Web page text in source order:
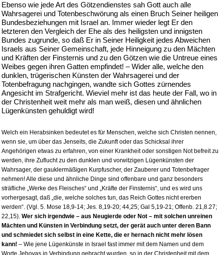
Ebenso wie jede Art des Götzendienstes sah Gott auch alle
Wahrsagerei und Totenbeschwörung als einen Bruch Seiner heiligen
Bundesbeziehungen mit Israel an. Immer wieder legt Er den
letzteren den Vergleich der Ehe als des heiligsten und innigsten
Bundes zugrunde, so daß Er in Seiner Heiligkeit jedes Abweichen
Israels aus Seiner Gemeinschaft, jede Hinneigung zu den Mächten
und Kräften der Finsternis und zu den Götzen wie die Untreue eines
Weibes gegen ihren Gatten empfindet! – Wider alle, welche den
dunklen, trügerischen Künsten der Wahrsagerei und der
Totenbefragung nachgingen, wandte sich Gottes zürnendes
Angesicht im Strafgericht. Wieviel mehr ist das heute der Fall, wo in
der Christenheit weit mehr als man weiß, diesen und ähnlichen
Lügenkünsten gehuldigt wird!
Welch ein Herabsinken bedeutet es für Menschen, welche sich Christen nennen,
wenn sie, um über das Jenseits, die Zukunft oder das Schicksal ihrer
Angehörigen etwas zu erfahren, von einer Krankheit oder sonstigen Not befreit zu
werden, ihre Zuflucht zu den dunklen und vorwitzigen Lügenkünsten der
Wahrsager, der gauklermäßigen Kurpfuscher, der Zauberer und Totenbefrager
nehmen! Alle diese und ähnliche Dinge sind offenbare und ganz besonders
sträfliche „Werke des Fleisches“ und „Kräfte der Finsternis“, und es wird uns
vorhergesagt, daß „die, welche solches tun, das Reich Gottes nicht ererben
werden“. (Vgl. 5. Mose 18,9-14; Jes. 8,19-20; 44,25; Gal 5,19-21; Offenb. 21,8.27;
22,15). Wer sich irgendwie – aus Neugierde oder Not – mit solchen unreinen
Mächten und Künsten in Verbindung setzt, der gerät auch unter deren Bann
und schmiedet sich selbst in eine Kette, die er hernach nicht mehr lösen
kann! – Wie jene Lügenkünste in Israel fast immer mit dem Namen und dem
Worte Jehovas in Verbindung gebracht wurden, so in der Christenheit mit dem